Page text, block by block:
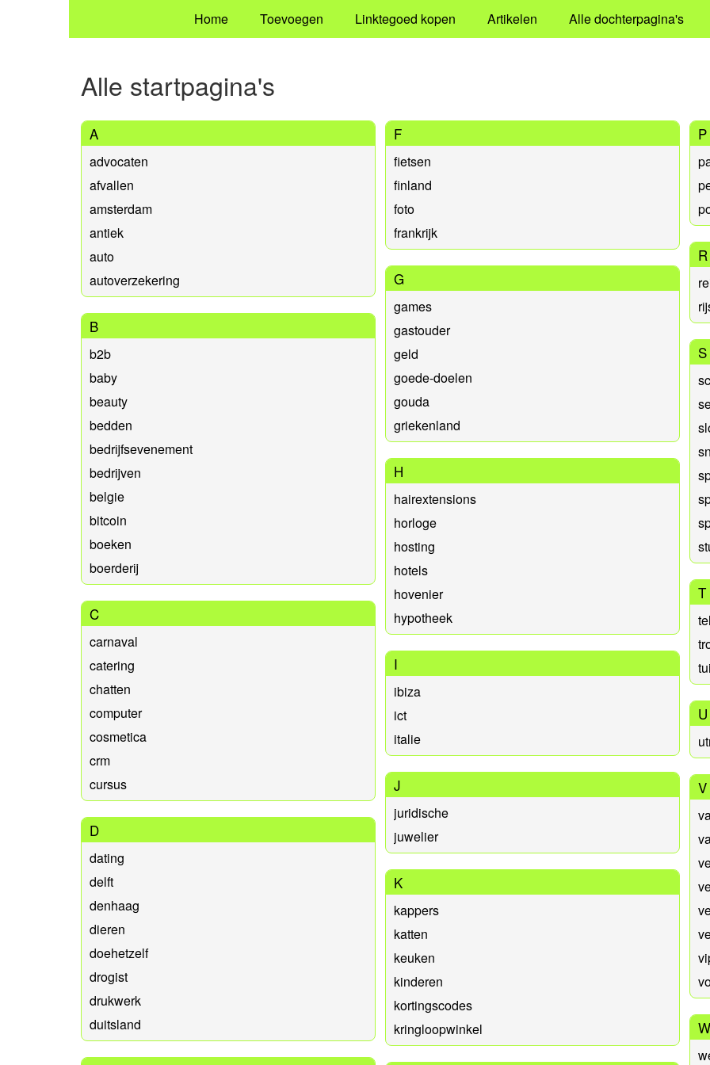
Home Toevoegen Linktegoed kopen Artikelen Alle dochterpagina's
Alle startpagina's
A
advocaten
afvallen
amsterdam
antiek
auto
autoverzekering
B
b2b
baby
beauty
bedden
bedrijfsevenement
bedrijven
belgie
bitcoin
boeken
boerderij
C
carnaval
catering
chatten
computer
cosmetica
crm
cursus
D
dating
delft
denhaag
dieren
doehetzelf
drogist
drukwerk
duitsland
F
fietsen
finland
foto
frankrijk
G
games
gastouder
geld
goede-doelen
gouda
griekenland
H
hairextensions
horloge
hosting
hotels
hovenier
hypotheek
I
ibiza
ict
italie
J
juridische
juwelier
K
kappers
katten
keuken
kinderen
kortingscodes
kringloopwinkel
P
R
S
T
U
V
W